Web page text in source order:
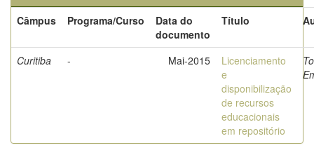
Câmpus
Programa/Curso
Data do
documento
Título
Curitiba - Mai-2015
Licenciamento
e
disponibilização
de recursos
educacionais
em repositório